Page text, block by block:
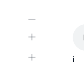
i